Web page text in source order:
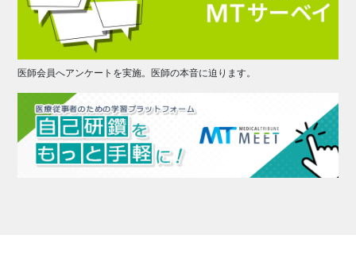
医師会員へアンケートを実施。医師の本音に迫ります。